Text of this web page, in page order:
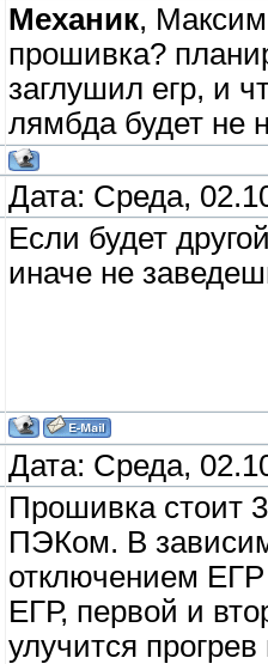
Механик,
прошивка?
заглушил егр, и
лямбда будет не
Дата: Среда,
Если будет
иначе не
Дата: Среда,
Прошивка стоит
ПЭКом. В
отключением
ЕГР, первой и
улучится